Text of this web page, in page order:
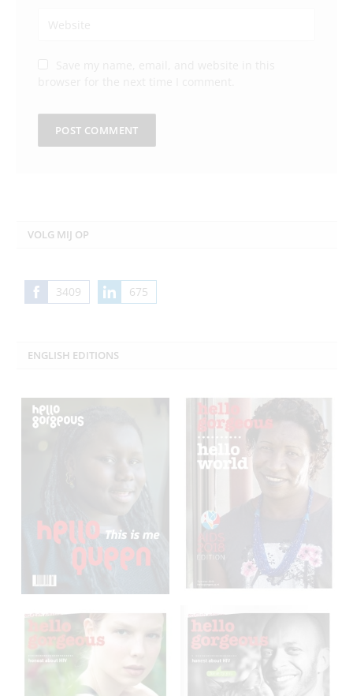
VOLG MIJ OP
3409
Share
675
Share
ENGLISH EDITIONS